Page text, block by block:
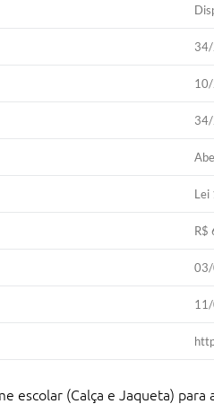
Lei
R$
escolar (Calça e Jaqueta)